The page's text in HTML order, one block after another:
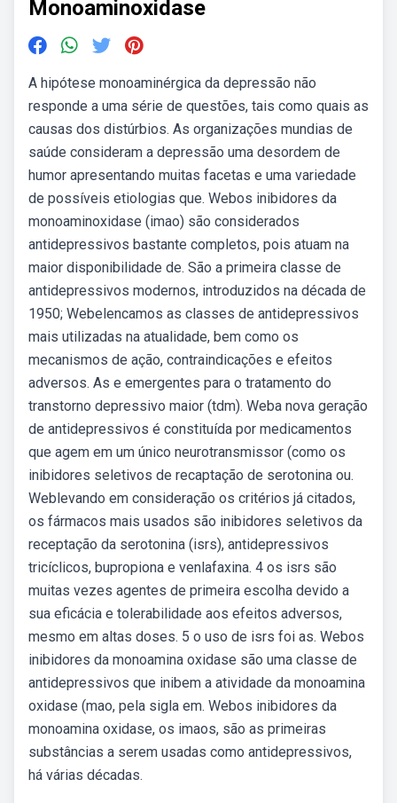
Monoaminoxidase
A hipótese monoaminérgica da depressão não
responde a uma série de questões, tais como quais as
causas dos distúrbios. As organizações mundias de
saúde consideram a depressão uma desordem de
humor apresentando muitas facetas e uma variedade
de possíveis etiologias que. Webos inibidores da
monoaminoxidase (imao) são considerados
antidepressivos bastante completos, pois atuam na
maior disponibilidade de. São a primeira classe de
antidepressivos modernos, introduzidos na década de
1950; Webelencamos as classes de antidepressivos
mais utilizadas na atualidade, bem como os
mecanismos de ação, contraindicações e efeitos
adversos. As e emergentes para o tratamento do
transtorno depressivo maior (tdm). Weba nova geração
de antidepressivos é constituída por medicamentos
que agem em um único neurotransmissor (como os
inibidores seletivos de recaptação de serotonina ou.
Weblevando em consideração os critérios já citados,
os fármacos mais usados são inibidores seletivos da
receptação da serotonina (isrs), antidepressivos
tricíclicos, bupropiona e venlafaxina. 4 os isrs são
muitas vezes agentes de primeira escolha devido a
sua eficácia e tolerabilidade aos efeitos adversos,
mesmo em altas doses. 5 o uso de isrs foi as. Webos
inibidores da monoamina oxidase são uma classe de
antidepressivos que inibem a atividade da monoamina
oxidase (mao, pela sigla em. Webos inibidores da
monoamina oxidase, os imaos, são as primeiras
substâncias a serem usadas como antidepressivos,
há várias décadas.